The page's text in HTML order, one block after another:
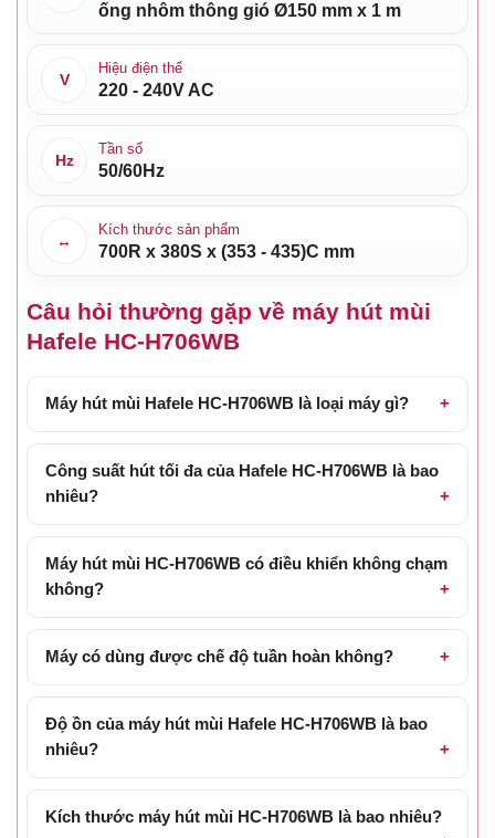
ống nhôm thông gió Ø150 mm x 1 m
V
Hiệu điện thế
220 - 240V AC
Hz
Tần số
50/60Hz
↔
Kích thước sản phẩm
700R x 380S x (353 - 435)C mm
Câu hỏi thường gặp về máy hút mùi
Hafele HC-H706WB
Máy hút mùi Hafele HC-H706WB là loại máy gì?
Công suất hút tối đa của Hafele HC-H706WB là bao
nhiêu?
Máy hút mùi HC-H706WB có điều khiển không chạm
không?
Máy có dùng được chế độ tuần hoàn không?
Độ ồn của máy hút mùi Hafele HC-H706WB là bao
nhiêu?
Kích thước máy hút mùi HC-H706WB là bao nhiêu?